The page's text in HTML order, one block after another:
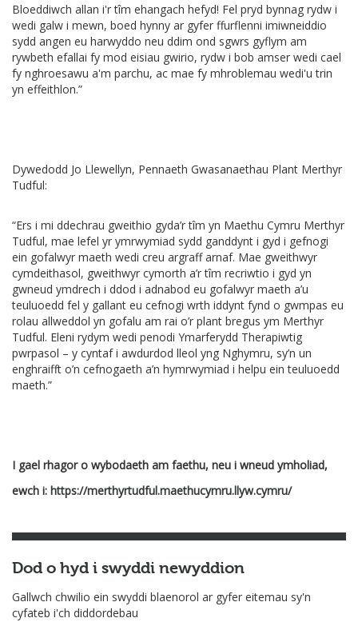
Bloeddiwch allan i'r tîm ehangach hefyd! Fel pryd bynnag rydw i
wedi galw i mewn, boed hynny ar gyfer ffurflenni imiwneiddio
sydd angen eu harwyddo neu ddim ond sgwrs gyflym am
rywbeth efallai fy mod eisiau gwirio, rydw i bob amser wedi cael
fy nghroesawu a'm parchu, ac mae fy mhroblemau wedi'u trin
yn effeithlon.”
Dywedodd Jo Llewellyn, Pennaeth Gwasanaethau Plant Merthyr
Tudful:
“Ers i mi ddechrau gweithio gyda’r tîm yn Maethu Cymru Merthyr
Tudful, mae lefel yr ymrwymiad sydd ganddynt i gyd i gefnogi
ein gofalwyr maeth wedi creu argraff arnaf. Mae gweithwyr
cymdeithasol, gweithwyr cymorth a’r tîm recriwtio i gyd yn
gwneud ymdrech i ddod i adnabod eu gofalwyr maeth a’u
teuluoedd fel y gallant eu cefnogi wrth iddynt fynd o gwmpas eu
rolau allweddol yn gofalu am rai o’r plant bregus ym Merthyr
Tudful. Eleni rydym wedi penodi Ymarferydd Therapiwtig
pwrpasol – y cyntaf i awdurdod lleol yng Nghymru, sy’n un
enghraifft o’n cefnogaeth a’n hymrwymiad i helpu ein teuluoedd
maeth.”
I gael rhagor o wybodaeth am faethu, neu i wneud ymholiad,
ewch i: https://merthyrtudful.maethucymru.llyw.cymru/
Dod o hyd i swyddi newyddion
Gallwch chwilio ein swyddi blaenorol ar gyfer eitemau sy'n
cyfateb i'ch diddordebau